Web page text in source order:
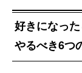
好きになっ
やるべき6つ